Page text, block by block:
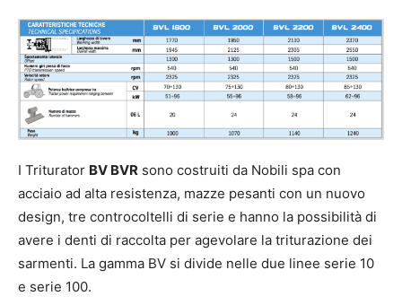
I Triturator BV BVR sono costruiti da Nobili spa con
acciaio ad alta resistenza, mazze pesanti con un nuovo
design, tre controcoltelli di serie e hanno la possibilità di
avere i denti di raccolta per agevolare la triturazione dei
sarmenti. La gamma BV si divide nelle due linee serie 10
e serie 100.